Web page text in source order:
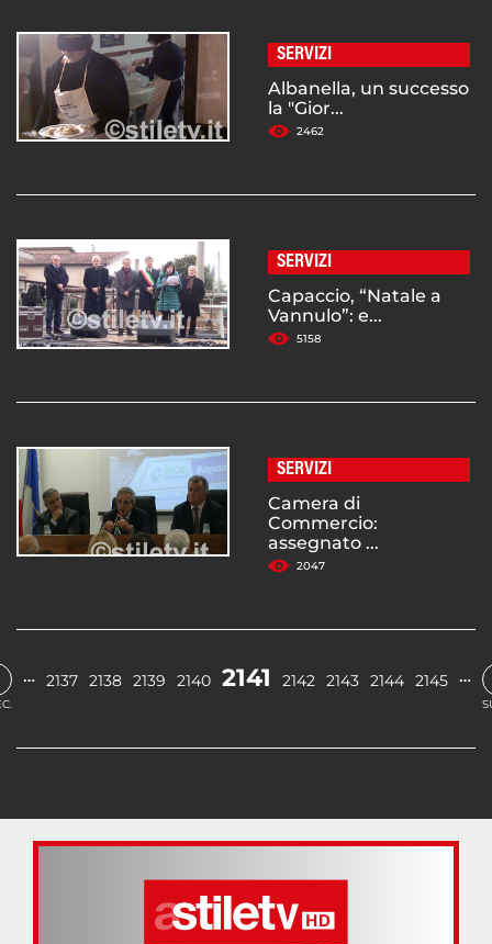
SERVIZI
Albanella, un successo
la "Gior...
2462
SERVIZI
Capaccio, “Natale a
Vannulo”: e...
5158
SERVIZI
Camera di
Commercio:
assegnato ...
2047
… 2137 2138 2139 2140 2141 2142 2143 2144 2145 …